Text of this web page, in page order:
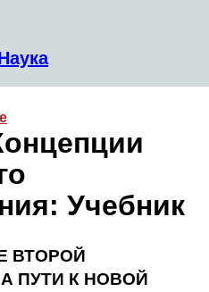
Учебник
ВТОРОЙ
ПУТИ К НОВОЙ